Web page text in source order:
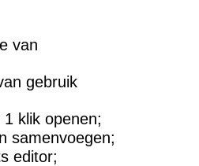
van
gebruik
klik openen;
samenvoegen;
editor;